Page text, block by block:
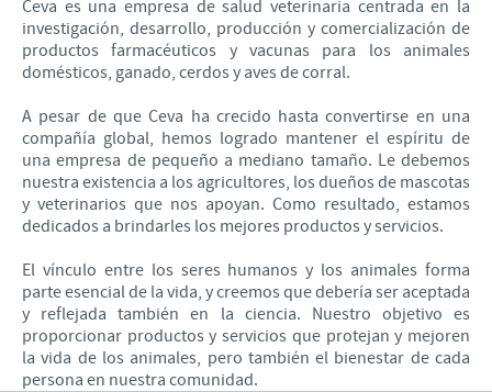
Perfil de la Compañía
Enfoque sobre la responsabilidad
Nuestro Rol
Programas de Ayuda
Farmacovigilancia
Ceva es una empresa de salud veterinaria centrada en la
investigación, desarrollo, producción y comercialización de
productos farmacéuticos y vacunas para los animales
domésticos, ganado, cerdos y aves de corral.
A pesar de que Ceva ha crecido hasta convertirse en una
compañía global, hemos logrado mantener el espíritu de
una empresa de pequeño a mediano tamaño. Le debemos
nuestra existencia a los agricultores, los dueños de mascotas
y veterinarios que nos apoyan. Como resultado, estamos
dedicados a brindarles los mejores productos y servicios.
El vínculo entre los seres humanos y los animales forma
parte esencial de la vida, y creemos que debería ser aceptada
y reflejada también en la ciencia. Nuestro objetivo es
proporcionar productos y servicios que protejan y mejoren
la vida de los animales, pero también el bienestar de cada
persona en nuestra comunidad.